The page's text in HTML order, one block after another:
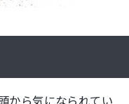
から気になられてい